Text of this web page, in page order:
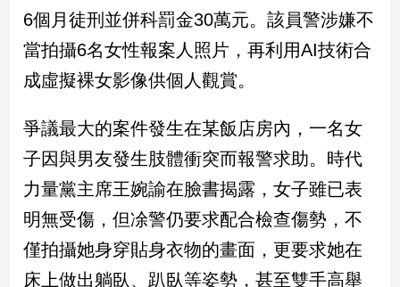
政
治
焦
品
點
民
調
國
會
點
6個月徒刑並併科罰金30萬元。該員警涉嫌不
當拍攝6名女性報案人照片，再利用AI技術合
成虛擬裸女影像供個人觀賞。
爭議最大的案件發生在某飯店房內，一名女
子因與男友發生肢體衝突而報警求助。時代
力量黨主席王婉諭在臉書揭露，女子雖已表
明無受傷，但凃警仍要求配合檢查傷勢，不
僅拍攝她身穿貼身衣物的畫面，更要求她在
床上做出躺臥、趴臥等姿勢，甚至雙手高舉